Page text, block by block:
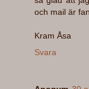
och mail är
Kram Åsa
Svara